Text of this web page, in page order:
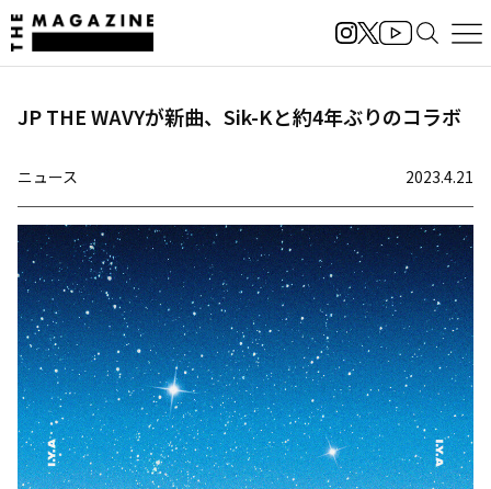
JP THE WAVYが新曲、Sik-Kと約4年ぶりのコラボ
ニュース 2023.4.21